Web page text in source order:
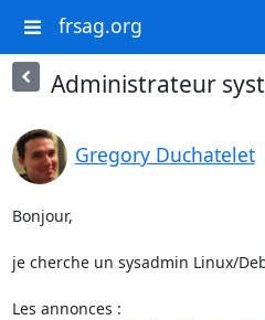
frsag.org
Administrateur
Gregory Duchatelet
Bonjour,
je cherche un sysadmin Linux/